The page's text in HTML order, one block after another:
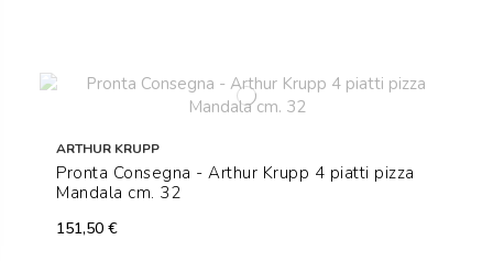
ARTHUR KRUPP
Pronta Consegna - Arthur Krupp 4 piatti pizza
Mandala cm. 32
151,50 €